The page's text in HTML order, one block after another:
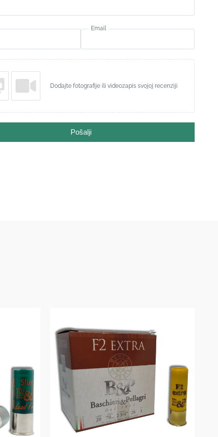
Email
Dodajte fotografije ili videozapis svojoj recenziji
Pošalji